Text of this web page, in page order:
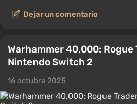
Dejar un comentario
Warhammer 40,000:
Nintendo Switch 2
16 octubre 2025